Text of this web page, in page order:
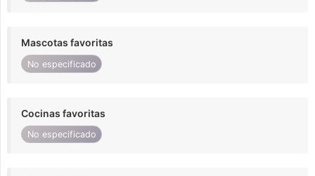
Mascotas favoritas
No especificado
Cocinas favoritas
No especificado